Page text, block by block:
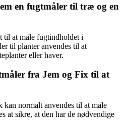
en fugtmåler til træ og en
til at måle fugtindholdet i
til planter anvendes til at
eller haver.
fra Jem og Fix til at
kan normalt anvendes til at måle
at sikre, at den har de nødvendige